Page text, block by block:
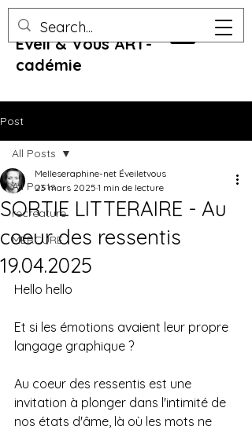
Eveil & Vous ART-
cadémie
Post
All Posts
recreature
MERCURE
All Posts
SORTIE LITTERAIRE - Au
coeur des ressentis
19.04.2025
Melleseraphine-net Éveiletvous
23 mars 2025 1 min de lecture
Hello hello
Et si les émotions avaient leur propre
langage graphique ?
Au coeur des ressentis est une
invitation à plonger dans l'intimité de
nos états d'âme, là où les mots ne